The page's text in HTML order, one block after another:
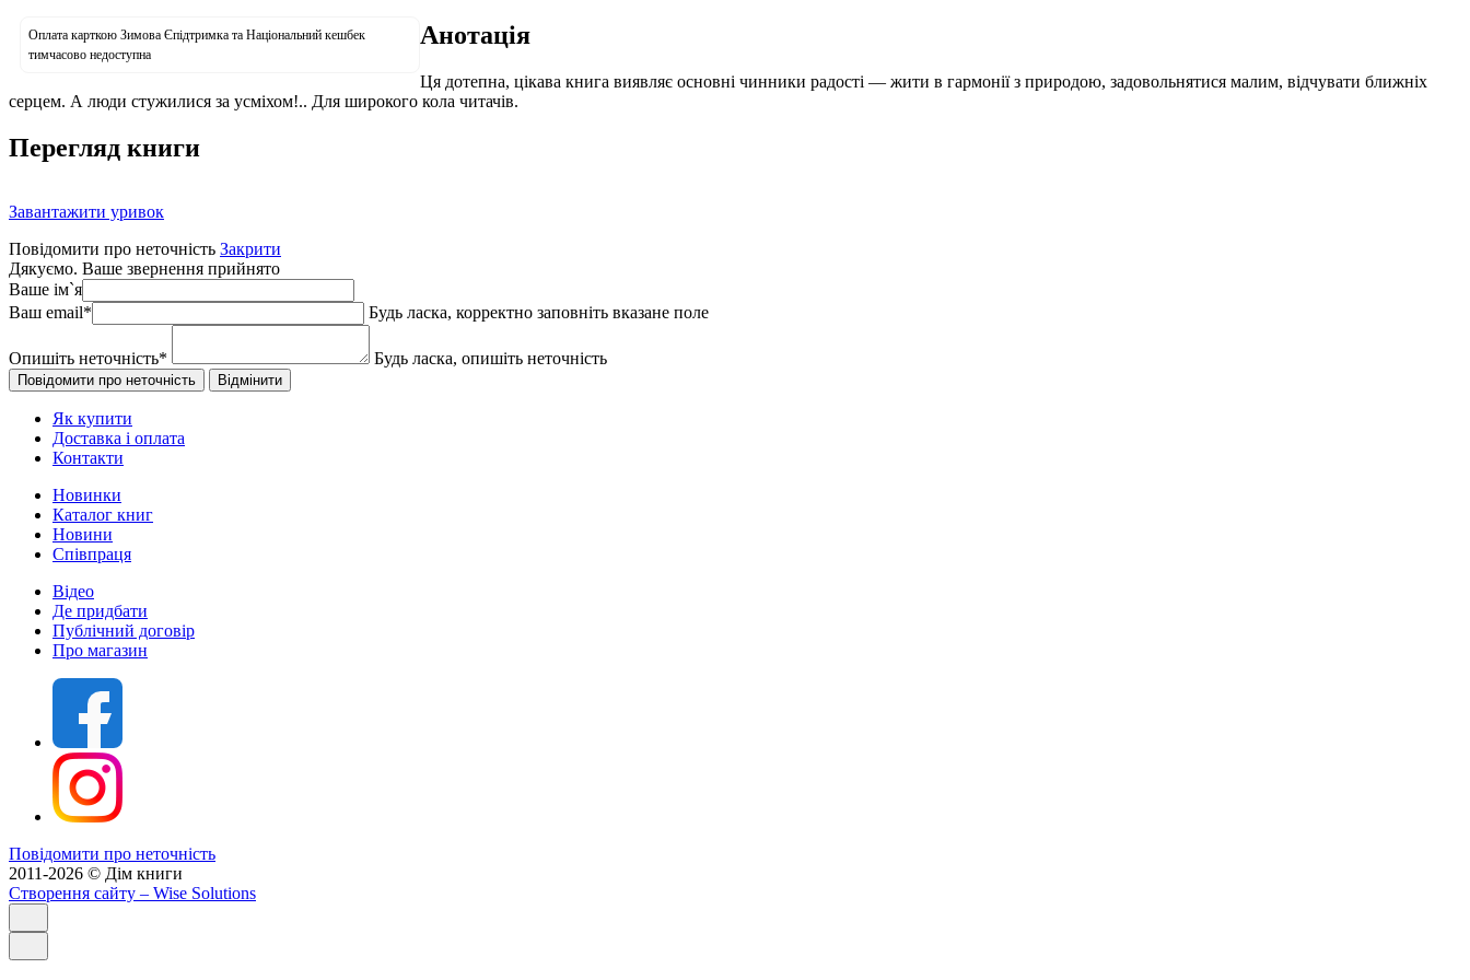
Оплата карткою Зимова Єпідтримка та Національний кешбек
тимчасово недоступна
Анотація
Ця дотепна, цікава книга виявляє основні чинники радості — жити в гармонії з природою, задовольнятися малим, відчувати ближніх
серцем. А люди стужилися за усміхом!.. Для широкого кола читачів.
Перегляд книги
Завантажити уривок
Повідомити про неточність Закрити
Дякуємо. Ваше звернення прийнято
Ваше ім`я
Ваш email* Будь ласка, корректно заповніть вказане поле
Опишіть неточність* Будь ласка, опишіть неточність
Як купити
Доставка і оплата
Контакти
Новинки
Каталог книг
Новини
Співпраця
Відео
Де придбати
Публічний договір
Про магазин
Повідомити про неточність
2011-2026 © Дім книги
Створення сайту – Wise Solutions